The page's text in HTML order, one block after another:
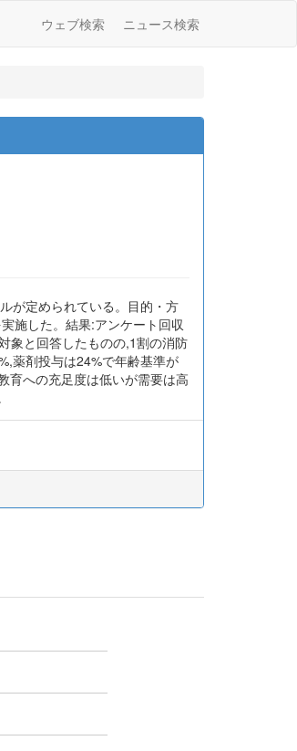
ウェブ検索 ニュース検索
が定められている。目的・方
施した。結果:アンケート回収
象と回答したものの,1割の消防
薬剤投与は24%で年齢基準が
育への充足度は低いが需要は高